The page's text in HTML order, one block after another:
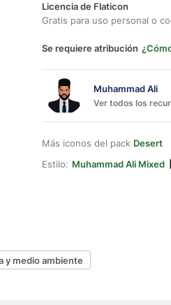
Licencia de Flaticon
Gratis para uso personal o
Se requiere atribución
Muhammad Ali
Ver todos los
Más iconos del pack Desert
Estilo: Muhammad Ali Mixed
y medio ambiente